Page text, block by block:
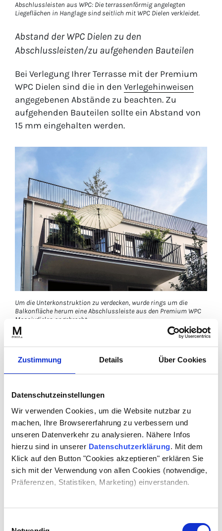
Zustimmung Details Über Cookies
Datenschutzeinstellungen
Wir verwenden Cookies, um die Website nutzbar zu
machen, Ihre Browsererfahrung zu verbessern und
unseren Datenverkehr zu analysieren. Nähere Infos
hierzu sind in unserer Datenschutzerklärung. Mit dem
Klick auf den Button "Cookies akzeptieren" erklären Sie
sich mit der Verwendung von allen Cookies (notwendige,
Präferenzen, Statistiken, Marketing) einverstanden.
Abschlussleisten aus WPC: Die terrassenförmig angelegten
Liegeflächen in Hanglage sind seitlich mit WPC Dielen verkleidet.
Abstand der WPC Dielen zu den
Abschlussleisten/zu aufgehenden Bauteilen
Bei Verlegung Ihrer Terrasse mit der Premium
WPC Dielen sind die in den Verlegehinweisen
angegebenen Abstände zu beachten. Zu
aufgehenden Bauteilen sollte ein Abstand von
15 mm eingehalten werden.
Um die Unterkonstruktion zu verdecken, wurde rings um die
Balkonfläche herum eine Abschlussleiste aus den Premium WPC
Massivdielen angebracht
wie Holz schneiden, weshalb ein Zuschnitte als
gekürzt werden, auch ein zurechtschneiden in
der Länge ist möglich. Bitte beachten Sie
allerdings dass die Terrassendielen
anschließend gleich verbaut werden sollten
und nicht mehr zusätzlich gelagert.